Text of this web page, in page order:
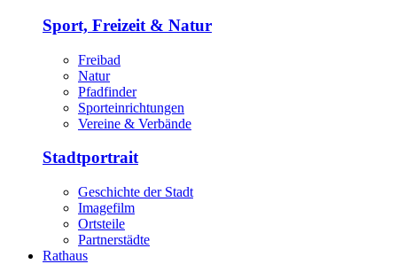
Sport, Freizeit & Natur
Freibad
Natur
Pfadfinder
Sporteinrichtungen
Vereine & Verbände
Stadtportrait
Geschichte der Stadt
Imagefilm
Ortsteile
Partnerstädte
Rathaus